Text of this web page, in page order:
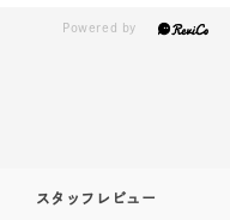
スタッフレビュー